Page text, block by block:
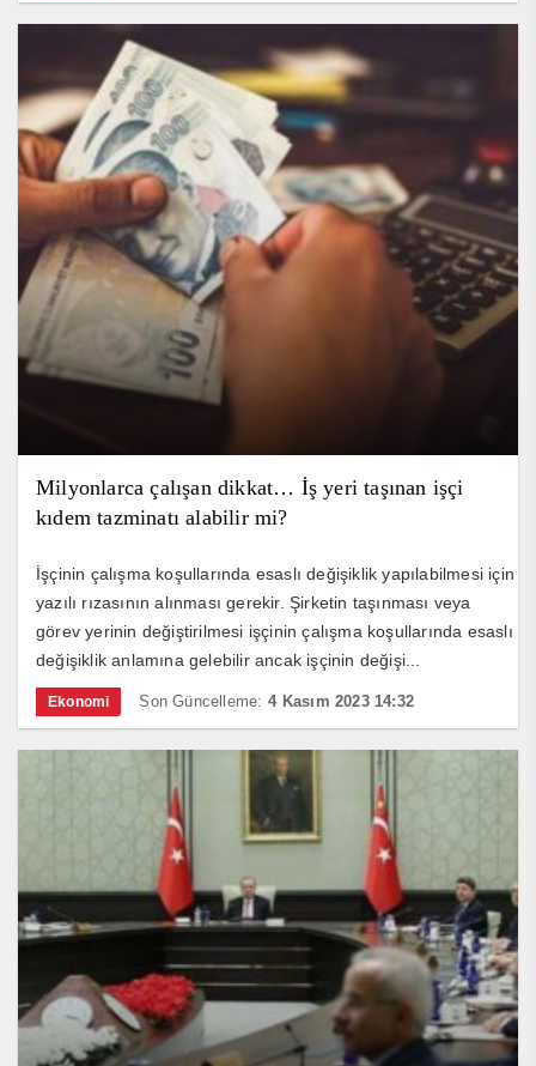
Milyonlarca çalışan dikkat… İş yeri taşınan işçi
kıdem tazminatı alabilir mi?
İşçinin çalışma koşullarında esaslı değişiklik yapılabilmesi için
yazılı rızasının alınması gerekir. Şirketin taşınması veya
görev yerinin değiştirilmesi işçinin çalışma koşullarında esaslı
değişiklik anlamına gelebilir ancak işçinin değişi...
Ekonomi Son Güncelleme: 4 Kasım 2023 14:32